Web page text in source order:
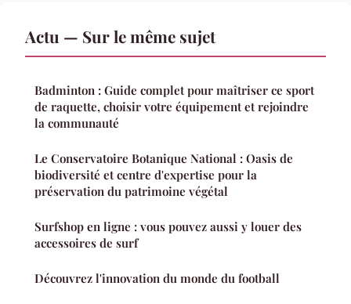
Actu — Sur le même sujet
Badminton : Guide complet pour maîtriser ce sport
de raquette, choisir votre équipement et rejoindre
la communauté
Le Conservatoire Botanique National : Oasis de
biodiversité et centre d'expertise pour la
préservation du patrimoine végétal
Surfshop en ligne : vous pouvez aussi y louer des
accessoires de surf
Découvrez l'innovation du monde du football